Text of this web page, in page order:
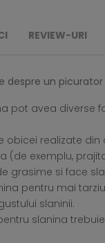
REVIEW-URI
un picurator
pot avea diverse
realizate
(de exemplu,
grasime si face
pentru mai
slaninii.
slanina